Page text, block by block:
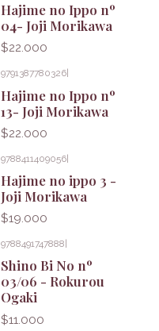
Hajime no Ippo nº
04- Joji Morikawa
$22.000
9791387780326
Hajime no Ippo nº
13- Joji Morikawa
$22.000
9788411409056|
Hajime no ippo 3 -
Joji Morikawa
$19.000
9788491747888
Shino Bi No nº
03/06 - Rokurou
Ogaki
$11.000